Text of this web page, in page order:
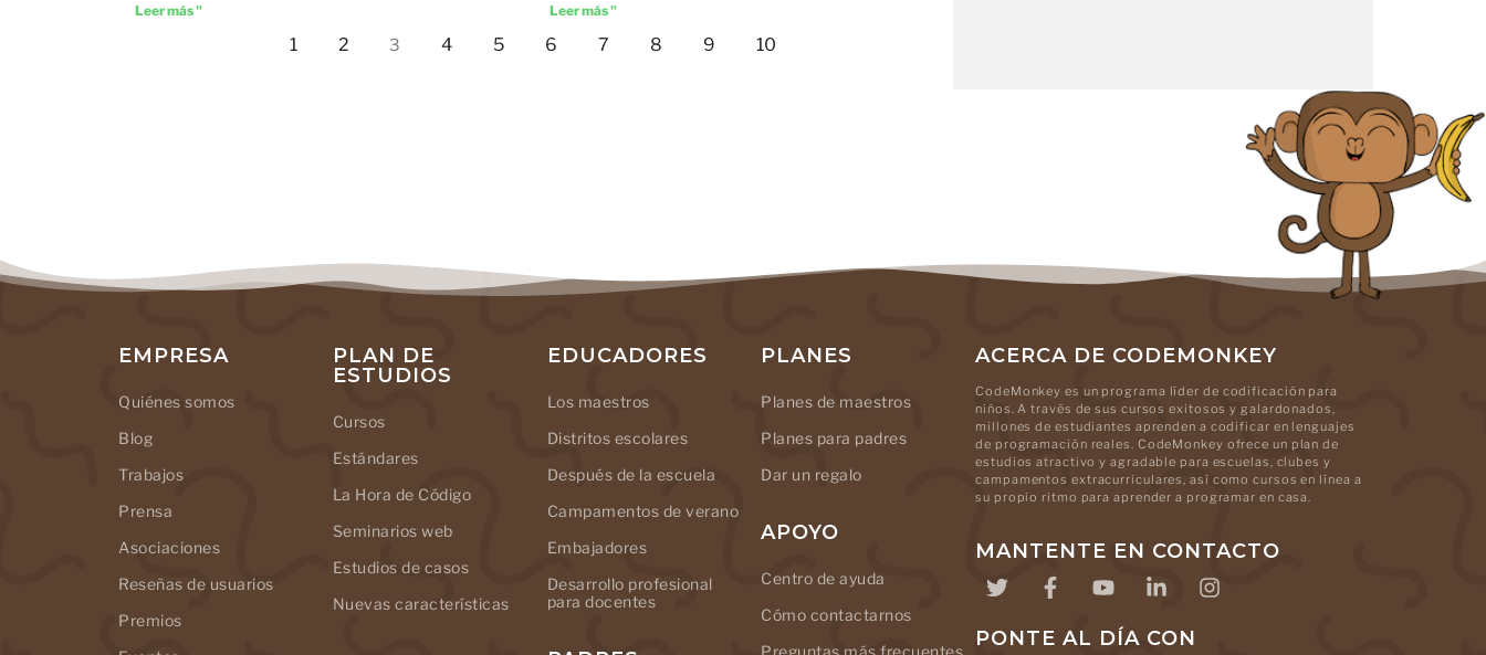
Leer más " Leer más "
1 2 3 4 5 6 7 8 9 10
EMPRESA
Quiénes somos
Blog
Trabajos
Prensa
Asociaciones
Reseñas de usuarios
Premios
PLAN DE
ESTUDIOS
Cursos
Estándares
La Hora de Código
Seminarios web
Estudios de casos
Nuevas características
EDUCADORES
Los maestros
Distritos escolares
Después de la escuela
Campamentos de verano
Embajadores
Desarrollo profesional
para docentes
PLANES
Planes de maestros
Planes para padres
Dar un regalo
APOYO
Centro de ayuda
Cómo contactarnos
Preguntas más frecuentes
ACERCA DE CODEMONKEY
CodeMonkey es un programa líder de codificación para
niños. A través de sus cursos exitosos y galardonados,
millones de estudiantes aprenden a codificar en lenguajes
de programación reales. CodeMonkey ofrece un plan de
estudios atractivo y agradable para escuelas, clubes y
campamentos extracurriculares, así como cursos en línea a
su propio ritmo para aprender a programar en casa.
MANTENTE EN CONTACTO
PONTE AL DÍA CON